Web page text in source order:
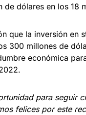
de dólares en los 18
que la inversión en
300 millones de
económica
para seguir
felices por este